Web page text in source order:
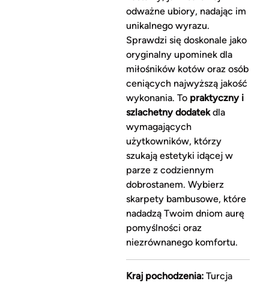
odważne ubiory, nadając im
unikalnego wyrazu.
Sprawdzi się doskonale jako
oryginalny upominek dla
miłośników kotów oraz osób
ceniących najwyższą jakość
wykonania. To praktyczny i
szlachetny dodatekdla
wymagających
użytkowników, którzy
szukają estetyki idącej w
parze z codziennym
dobrostanem. Wybierz
skarpety bambusowe, które
nadadzą Twoim dniom aurę
pomyślności oraz
niezrównanego komfortu.
Kraj pochodzenia:Turcja